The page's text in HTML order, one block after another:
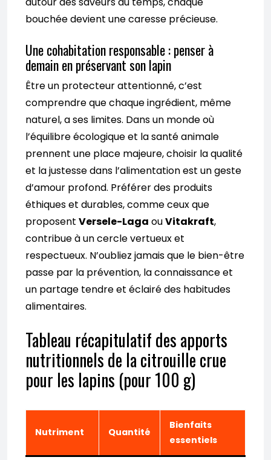
bouchée devient une caresse précieuse.
Une cohabitation responsable : penser à
demain en préservant son lapin
Être un protecteur attentionné, c’est
comprendre que chaque ingrédient, même
naturel, a ses limites. Dans un monde où
l’équilibre écologique et la santé animale
prennent une place majeure, choisir la qualité
et la justesse dans l’alimentation est un geste
d’amour profond. Préférer des produits
éthiques et durables, comme ceux que
proposent Versele-Laga ouVitakraft,
contribue à un cercle vertueux et
respectueux. N’oubliez jamais que le bien-être
passe par la prévention, la connaissance et
un partage tendre et éclairé des habitudes
alimentaires.
Tableau récapitulatif des apports
nutritionnels de la citrouille crue
pour les lapins (pour 100 g)
Nutriment Quantité
Bienfaits
essentiels